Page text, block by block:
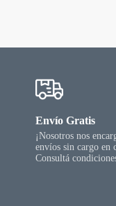
Envío Gratis
¡Nosotros nos
envíos sin cargo en
Consultá